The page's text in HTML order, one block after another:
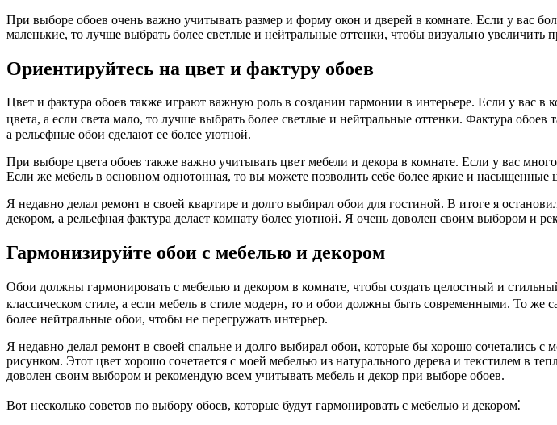
При выборе обоев очень важно учитывать размер и форму окон и дверей в комнате. Если у вас
маленькие, то лучше выбрать более светлые и нейтральные оттенки, чтобы визуально увеличить
Ориентируйтесь на цвет и фактуру обоев
Цвет и фактура обоев также играют важную роль в создании гармонии в интерьере. Если у вас
цвета, а если света мало, то лучше выбрать более светлые и нейтральные оттенки. Фактура
а рельефные обои сделают ее более уютной.
При выборе цвета обоев также важно учитывать цвет мебели и декора в комнате. Если у вас
Если же мебель в основном однотонная, то вы можете позволить себе более яркие и насыщенные
Я недавно делал ремонт в своей квартире и долго выбирал обои для гостиной. В итоге я
декором, а рельефная фактура делает комнату более уютной. Я очень доволен своим выбором и
Гармонизируйте обои с мебелью и декором
Обои должны гармонировать с мебелью и декором в комнате, чтобы создать целостный и
классическом стиле, а если мебель в стиле модерн, то и обои должны быть современными. То же
более нейтральные обои, чтобы не перегружать интерьер.
Я недавно делал ремонт в своей спальне и долго выбирал обои, которые бы хорошо сочетались
рисунком. Этот цвет хорошо сочетается с моей мебелью из натурального дерева и текстилем в
доволен своим выбором и рекомендую всем учитывать мебель и декор при выборе обоев.
Вот несколько советов по выбору обоев, которые будут гармонировать с мебелью и декором⁚